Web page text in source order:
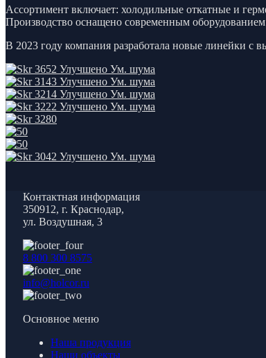
Ассортимент включает: холодильные откатные и
Производство оснащено современным
В 2023 году компания разработала новые линейки с
Контактная информация
350912, г. Краснодар,
ул. Воздушная, 3
8 800 300 8575
info@holcor.ru
Основное меню
Наша продукция
Наши объекты